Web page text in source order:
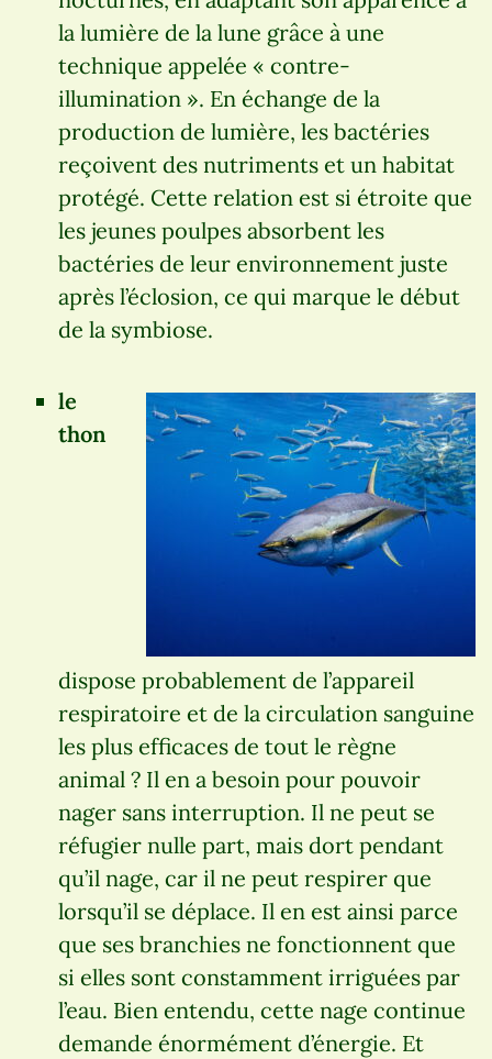
la lumière de la lune grâce à une
technique appelée « contre-
illumination ». En échange de la
production de lumière, les bactéries
reçoivent des nutriments et un habitat
protégé. Cette relation est si étroite que
les jeunes poulpes absorbent les
bactéries de leur environnement juste
après l’éclosion, ce qui marque le début
de la symbiose.
le
thon
dispose probablement de l’appareil
respiratoire et de la circulation sanguine
les plus efficaces de tout le règne
animal ? Il en a besoin pour pouvoir
nager sans interruption. Il ne peut se
réfugier nulle part, mais dort pendant
qu’il nage, car il ne peut respirer que
lorsqu’il se déplace. Il en est ainsi parce
que ses branchies ne fonctionnent que
si elles sont constamment irriguées par
l’eau. Bien entendu, cette nage continue
demande énormément d’énergie. Et